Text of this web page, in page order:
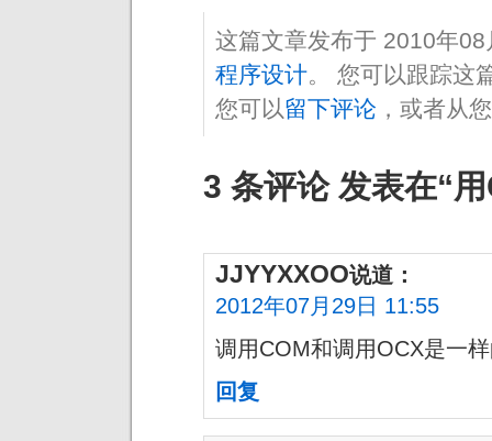
这篇文章发布于 2010年
程序设计。 您可以跟踪这
您可以留下评论 ，或者从
3 条评论 发表在“
JJYYXXOO说道：
2012年07月29日 11:55
调用COM和调用OCX是一
回复